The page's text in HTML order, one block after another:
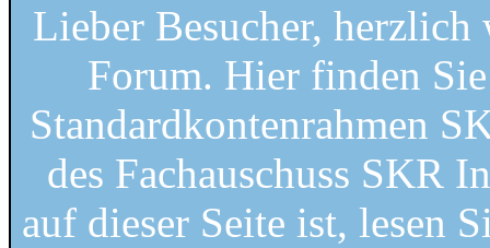
Lieber Besucher,
Forum. Hier finden
Standardkontenrahmen
des Fachauschuss SKR
auf dieser Seite ist, lesen